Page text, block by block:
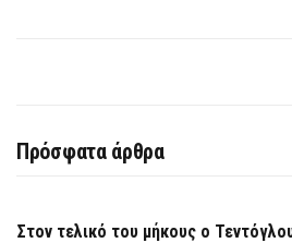
Πρόσφατα άρθρα
Στον τελικό του μήκους ο